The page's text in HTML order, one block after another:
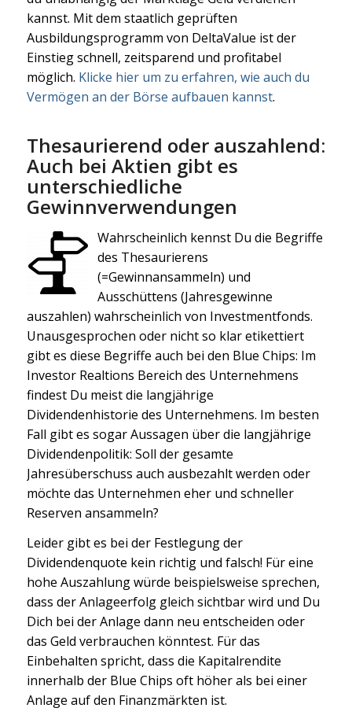
kannst. Mit dem staatlich geprüften
Ausbildungsprogramm von DeltaValue ist der
Einstieg schnell, zeitsparend und profitabel
möglich. Klicke hier um zu erfahren, wie auch du
Vermögen an der Börse aufbauen kannst.
Thesaurierend oder auszahlend:
Auch bei Aktien gibt es
unterschiedliche
Gewinnverwendungen
Wahrscheinlich kennst Du die Begriffe
des Thesaurierens
(=Gewinnansammeln) und
Ausschüttens (Jahresgewinne
auszahlen) wahrscheinlich von Investmentfonds.
Unausgesprochen oder nicht so klar etikettiert
gibt es diese Begriffe auch bei den Blue Chips: Im
Investor Realtions Bereich des Unternehmens
findest Du meist die langjährige
Dividendenhistorie des Unternehmens. Im besten
Fall gibt es sogar Aussagen über die langjährige
Dividendenpolitik: Soll der gesamte
Jahresüberschuss auch ausbezahlt werden oder
möchte das Unternehmen eher und schneller
Reserven ansammeln?
Leider gibt es bei der Festlegung der
Dividendenquote kein richtig und falsch! Für eine
hohe Auszahlung würde beispielsweise sprechen,
dass der Anlageerfolg gleich sichtbar wird und Du
Dich bei der Anlage dann neu entscheiden oder
das Geld verbrauchen könntest. Für das
Einbehalten spricht, dass die Kapitalrendite
innerhalb der Blue Chips oft höher als bei einer
Anlage auf den Finanzmärkten ist.